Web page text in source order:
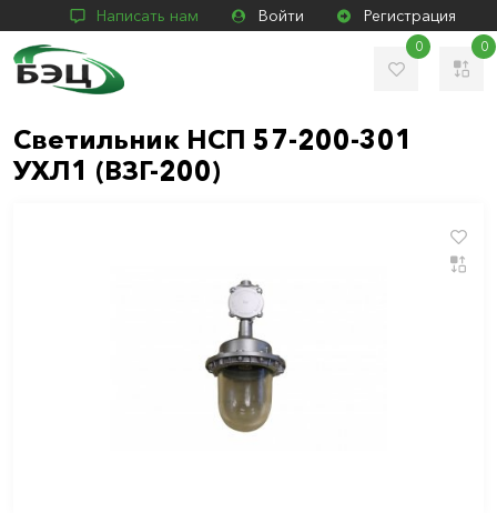
Написать нам Войти Регистрация
0 0
Светильник НСП 57-200-301
УХЛ1 (ВЗГ-200)